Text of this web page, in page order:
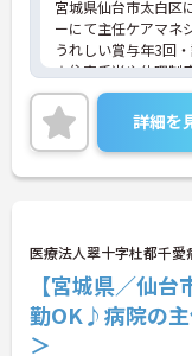
宮城県仙台市太白区
ーにて主任ケアマネ
うれしい賞与年3回
☆住宅手当や休暇制
きやすい環境が整っ
ご興味のある方には
に詳細をお話いたし
さい。
詳細を
医療法人翠十字杜都千愛
【宮城県／仙
勤OK♪病院の主
＞